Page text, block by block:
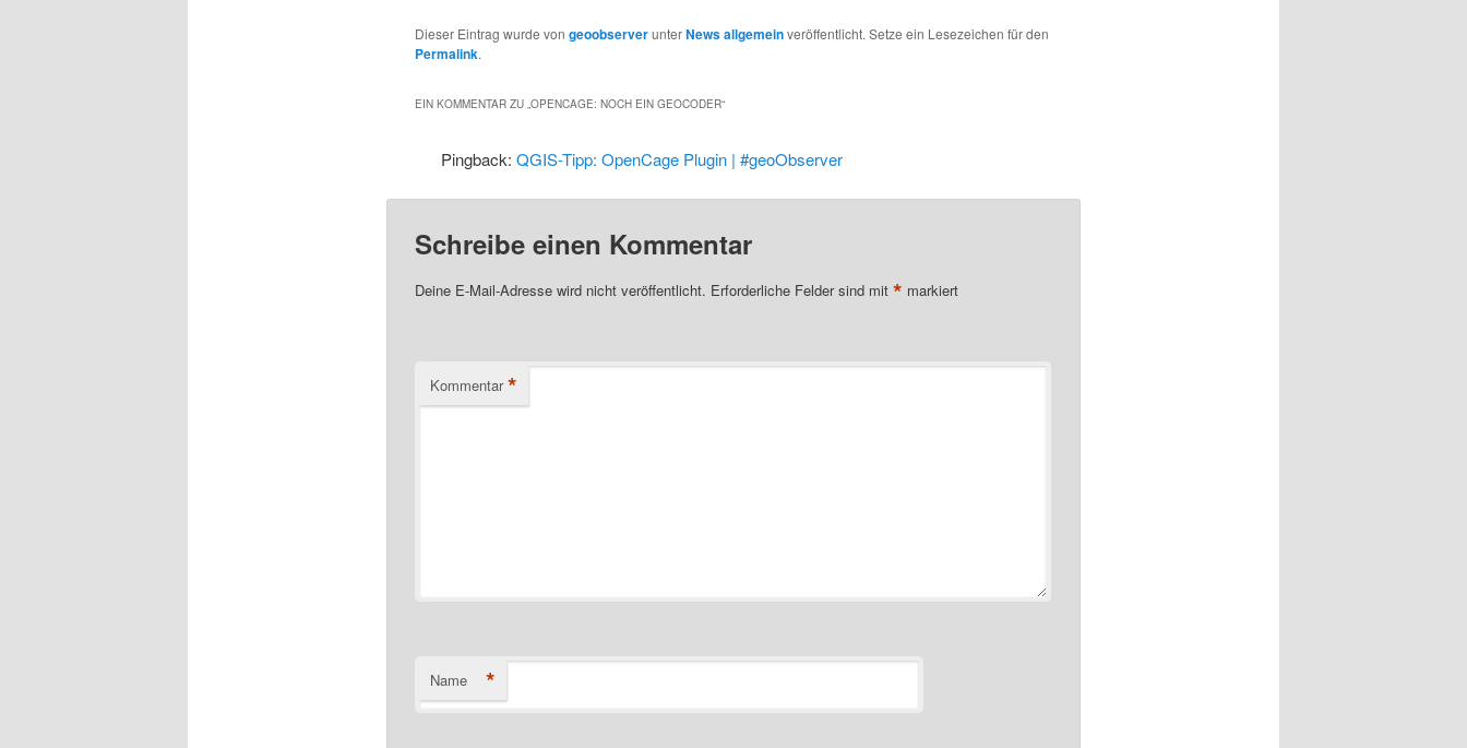
Dieser Eintrag wurde von geoobserverunterNews allgemeinveröffentlicht. Setze ein Lesezeichen für den
Permalink.
EIN KOMMENTAR ZU „OPENCAGE: NOCH EIN GEOCODER“
Pingback:QGIS-Tipp: OpenCage Plugin | #geoObserver
Schreibe einen Kommentar
Deine E-Mail-Adresse wird nicht veröffentlicht. Erforderliche Felder sind mit * markiert
Kommentar *
Name *